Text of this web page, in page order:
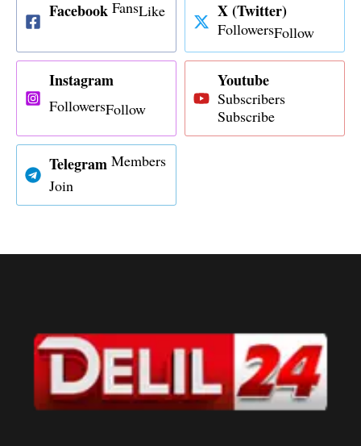
Facebook FansLike X (Twitter)
FollowersFollow
Instagram
FollowersFollow
Youtube
Subscribers
Subscribe
Telegram Members
Join